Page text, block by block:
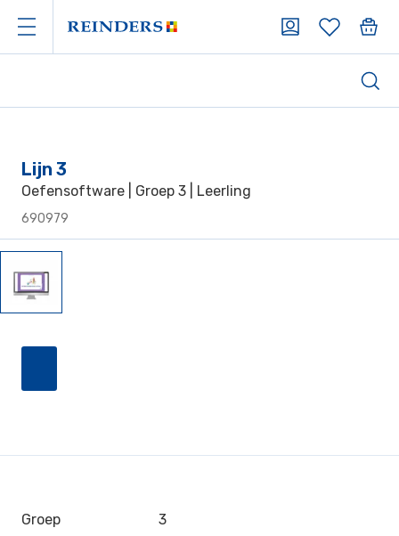
Lijn 3
Oefensoftware | Groep 3 | Leerling
690979
Groep
3